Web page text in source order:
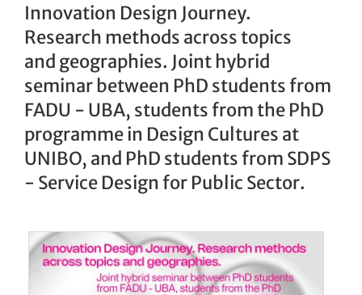
Innovation Design Journey.
Research methods across topics
and geographies. Joint hybrid
seminar between PhD students from
FADU - UBA, students from the PhD
programme in Design Cultures at
UNIBO, and PhD students from SDPS
- Service Design for Public Sector.